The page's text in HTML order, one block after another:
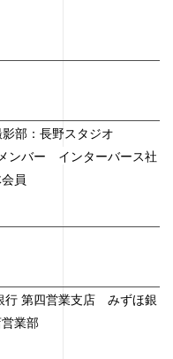
部：長野スタジオ
ンバー インターバース社
員
行 第四営業支店 みずほ銀
業部